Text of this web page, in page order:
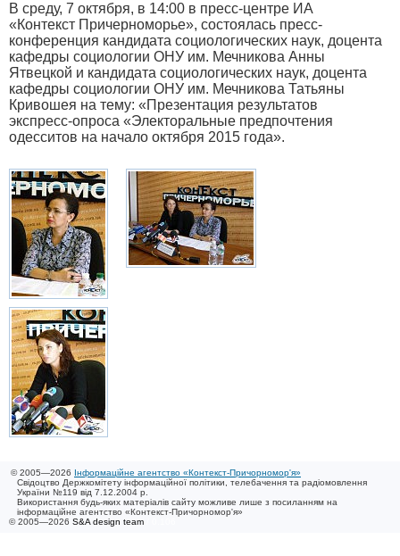
В среду, 7 октября, в 14:00 в пресс-центре ИА
«Контекст Причерноморье», состоялась пресс-
конференция кандидата социологических наук, доцента
кафедры социологии ОНУ им. Мечникова Анны
Ятвецкой и кандидата социологических наук, доцента
кафедры социологии ОНУ им. Мечникова Татьяны
Кривошея на тему: «Презентация результатов
экспресс-опроса «Электоральные предпочтения
одесситов на начало октября 2015 года».
© 2005—2026 Інформаційне агентство «Контекст-Причорномор'я»
Свідоцтво Держкомітету інформаційної політики, телебачення та радіомовлення
України №119 від 7.12.2004 р.
Використання будь-яких матеріалів сайту можливе лише з посиланням на
інформаційне агентство «Контекст-Причорномор'я»
© 2005—2026 S&A design team